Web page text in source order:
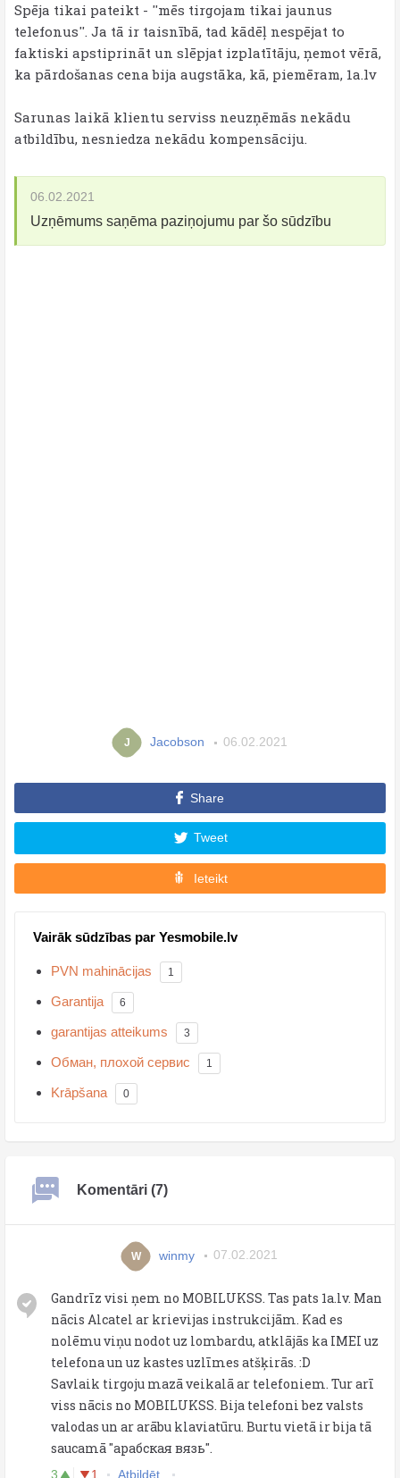
Spēja tikai pateikt - ''mēs tirgojam tikai jaunus
telefonus''. Ja tā ir taisnībā, tad kādēļ nespējat to
faktiski apstiprināt un slēpjat izplatītāju, ņemot vērā,
ka pārdošanas cena bija augstāka, kā, piemēram, 1a.lv
Sarunas laikā klientu serviss neuzņēmās nekādu
atbildību, nesniedza nekādu kompensāciju.
06.02.2021
Uzņēmums saņēma paziņojumu par šo sūdzību
J Jacobson 06.02.2021
Share
Tweet
Ieteikt
Vairāk sūdzības par Yesmobile.lv
PVN mahinācijas 1
Garantija 6
garantijas atteikums 3
Обман, плохой сервис 1
Krāpšana 0
Komentāri (7)
W winmy 07.02.2021
Gandrīz visi ņem no MOBILUKSS. Tas pats 1a.lv. Man
nācis Alcatel ar krievijas instrukcijām. Kad es
nolēmu viņu nodot uz lombardu, atklājās ka IMEI uz
telefona un uz kastes uzlīmes atšķirās. :D
Savlaik tirgoju mazā veikalā ar telefoniem. Tur arī
viss nācis no MOBILUKSS. Bija telefoni bez valsts
valodas un ar arābu klaviatūru. Burtu vietā ir bija tā
saucamā "арабская вязь".
3 1 Atbildēt